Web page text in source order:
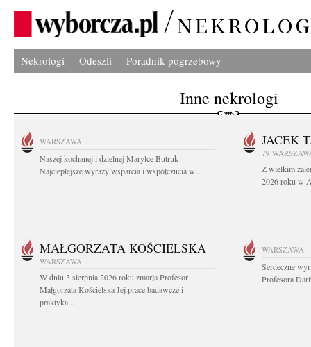
Nekrologi Odeszli Poradnik pogrzebowy
Inne nekrologi
WARSZAWA
Naszej kochanej i dzielnej Marylce Butruk
Najcieplejsze wyrazy wsparcia i współczucia w...
JACEK
79
Z wielkim
2026 roku w
MAŁGORZATA KOŚCIELSKA
WARSZAWA
W dniu 3 sierpnia 2026 roku zmarła Profesor
Małgorzata Kościelska Jej prace badawcze i
praktyka...
WARSZAWA
Serdeczne
Profesora